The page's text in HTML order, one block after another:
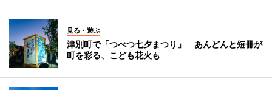
見る・遊ぶ
津別町で「つべつ七夕まつり」 あんどんと短冊が
町を彩る、こども花火も